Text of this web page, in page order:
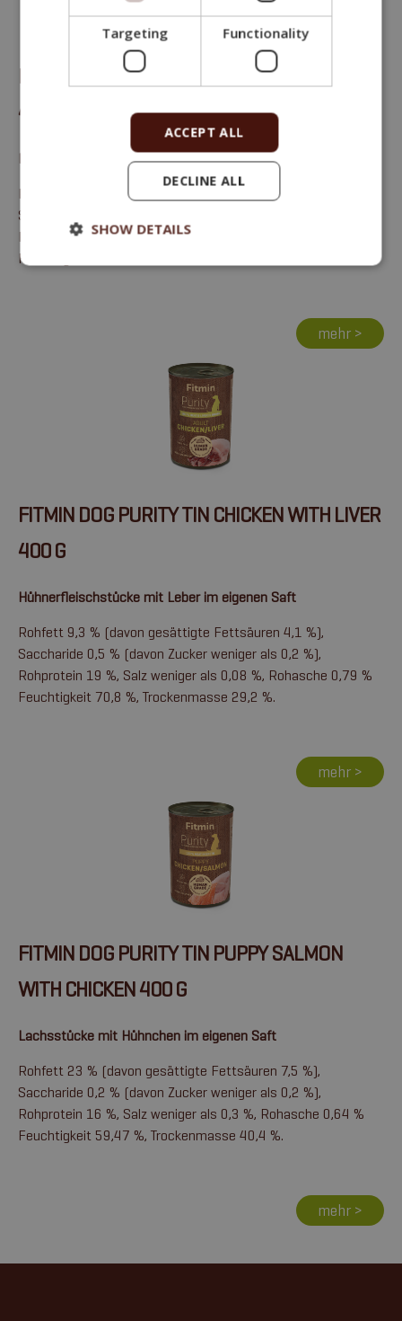
FITMIN DOG PURITY TIN BEEF WITH LIVER
400 G
Rindfleischstücke mit Leber im eigenen Saft
Rohfett 4,2 % (davon gesättigte Fettsäuren 2,0 %),
Saccharide 0,4 % (davon Zucker weniger als 0,2 %),
Rohprotein 23 %, Salz weniger als 0,1 %, Rohasche 0,78 %
Feuchtigkeit 71,55 %, Trockenmasse 28,5 %.
mehr >
FITMIN DOG PURITY TIN CHICKEN WITH LIVER
400 G
Hühnerfleischstücke mit Leber im eigenen Saft
Rohfett 9,3 % (davon gesättigte Fettsäuren 4,1 %),
Saccharide 0,5 % (davon Zucker weniger als 0,2 %),
Rohprotein 19 %, Salz weniger als 0,08 %, Rohasche 0,79 %
Feuchtigkeit 70,8 %, Trockenmasse 29,2 %.
mehr >
FITMIN DOG PURITY TIN PUPPY SALMON
WITH CHICKEN 400 G
Lachsstücke mit Hühnchen im eigenen Saft
Rohfett 23 % (davon gesättigte Fettsäuren 7,5 %),
Saccharide 0,2 % (davon Zucker weniger als 0,2 %),
Rohprotein 16 %, Salz weniger als 0,3 %, Rohasche 0,64 %
Feuchtigkeit 59,47 %, Trockenmasse 40,4 %.
mehr >
Targeting Functionality
ACCEPT ALL
DECLINE ALL
SHOW DETAILS